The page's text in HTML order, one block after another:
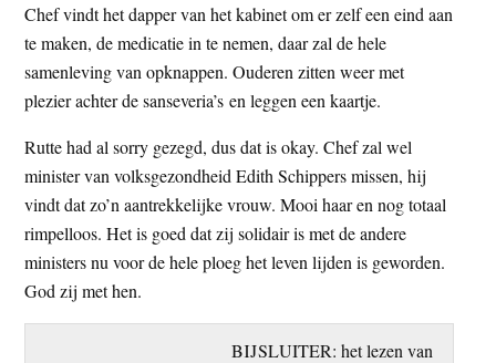
Chef vindt het dapper van het kabinet om er zelf een eind aan
te maken, de medicatie in te nemen, daar zal de hele
samenleving van opknappen. Ouderen zitten weer met
plezier achter de sanseveria’s en leggen een kaartje.
Rutte had al sorry gezegd, dus dat is okay. Chef zal wel
minister van volksgezondheid Edith Schippers missen, hij
vindt dat zo’n aantrekkelijke vrouw. Mooi haar en nog totaal
rimpelloos. Het is goed dat zij solidair is met de andere
ministers nu voor de hele ploeg het leven lijden is geworden.
God zij met hen.
BIJSLUITER: het lezen van